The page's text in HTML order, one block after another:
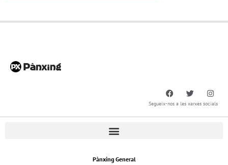
Segueix-nos a les xarxes socials
Pànxing General